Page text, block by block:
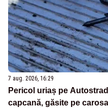
7 aug. 2026, 16:29
Pericol uriaș pe
capcană, găsite pe